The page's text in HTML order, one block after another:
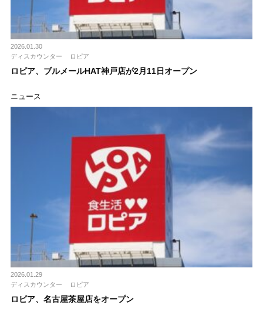
2026.01.30
ディスカウンター
ロピア
ロピア、ブルメールHAT神戸店が2月11日オープン
ニュース
2026.01.29
ディスカウンター
ロピア
ロピア、名古屋茶屋店をオープン